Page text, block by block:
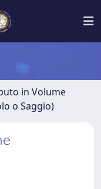
in Volume
o Saggio)